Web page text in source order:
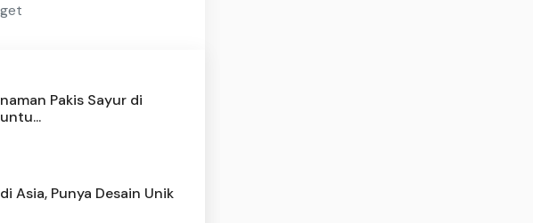
Pakis Sayur di
Asia, Punya Desain Unik